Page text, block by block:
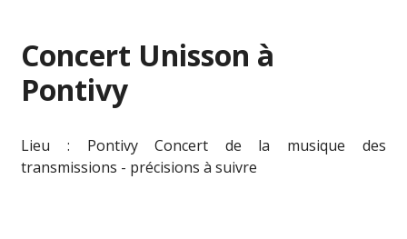
Concert Unisson à
Pontivy
Lieu : Pontivy Concert de la musique des
transmissions - précisions à suivre